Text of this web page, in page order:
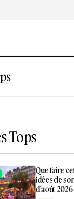
Tops
Que faire
idées de
d’août